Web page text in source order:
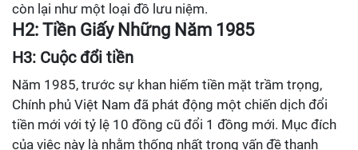
còn lại như một loại đồ lưu niệm.
H2: Tiền Giấy Những Năm 1985
H3: Cuộc đổi tiền
Năm 1985, trước sự khan hiếm tiền mặt trầm trọng,
Chính phủ Việt Nam đã phát động một chiến dịch đổi
tiền mới với tỷ lệ 10 đồng cũ đổi 1 đồng mới. Mục đích
của việc này là nhằm thống nhất trong vấn đề thanh